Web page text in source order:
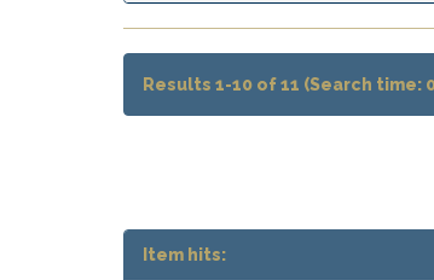
Results 1-10 of 11 (Search time:
Item hits: